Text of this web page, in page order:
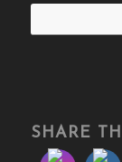
SHARE